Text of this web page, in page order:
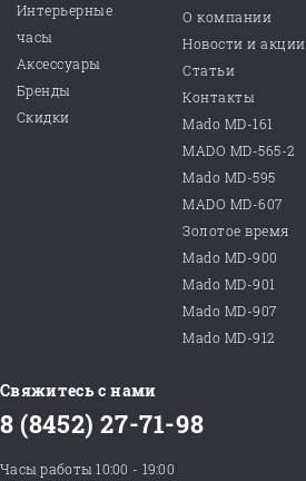
Интерьерные
часы
Аксессуары
Бренды
Скидки
О компании
Новости и акции
Статьи
Контакты
Mado MD-161
MADO MD-565-2
Mado MD-595
MADO MD-607
Золотое время
Mado MD-900
Mado MD-901
Mado MD-907
Mado MD-912
Свяжитесь с нами
8 (8452) 27-71-98
Часы работы 10:00 - 19:00